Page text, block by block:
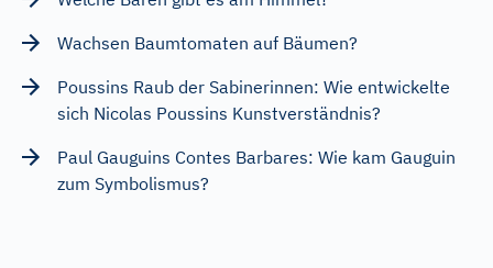
Wachsen Baumtomaten auf Bäumen?
Poussins Raub der Sabinerinnen: Wie entwickelte
sich Nicolas Poussins Kunstverständnis?
Paul Gauguins Contes Barbares: Wie kam Gauguin
zum Symbolismus?